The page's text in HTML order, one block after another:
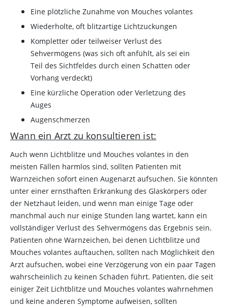
Eine plötzliche Zunahme von Mouches volantes
Wiederholte, oft blitzartige Lichtzuckungen
Kompletter oder teilweiser Verlust des
Sehvermögens (was sich oft anfühlt, als sei ein
Teil des Sichtfeldes durch einen Schatten oder
Vorhang verdeckt)
Eine kürzliche Operation oder Verletzung des
Auges
Augenschmerzen
Wann ein Arzt zu konsultieren ist:
Auch wenn Lichtblitze und Mouches volantes in den
meisten Fällen harmlos sind, sollten Patienten mit
Warnzeichen sofort einen Augenarzt aufsuchen. Sie könnten
unter einer ernsthaften Erkrankung des Glaskörpers oder
der Netzhaut leiden, und wenn man einige Tage oder
manchmal auch nur einige Stunden lang wartet, kann ein
vollständiger Verlust des Sehvermögens das Ergebnis sein.
Patienten ohne Warnzeichen, bei denen Lichtblitze und
Mouches volantes auftauchen, sollten nach Möglichkeit den
Arzt aufsuchen, wobei eine Verzögerung von ein paar Tagen
wahrscheinlich zu keinen Schäden führt. Patienten, die seit
einiger Zeit Lichtblitze und Mouches volantes wahrnehmen
und keine anderen Symptome aufweisen, sollten